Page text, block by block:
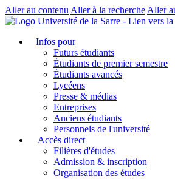
Aller au contenu Aller à la recherche Aller
Infos pour
Futurs étudiants
Étudiants de premier semestre
Étudiants avancés
Lycéens
Presse & médias
Entreprises
Anciens étudiants
Personnels de l'université
Accès direct
Filières d'études
Admission & inscription
Organisation des études